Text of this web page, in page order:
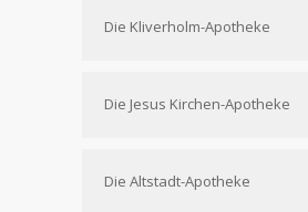
Die Kliverholm-Apotheke
Die Jesus Kirchen-Apotheke
Die Altstadt-Apotheke